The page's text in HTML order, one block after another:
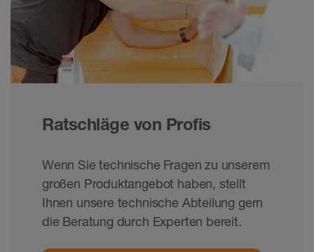
Ratschläge von Profis
Wenn Sie technische Fragen zu unserem
großen Produktangebot haben, stellt
Ihnen unsere technische Abteilung gern
die Beratung durch Experten bereit.